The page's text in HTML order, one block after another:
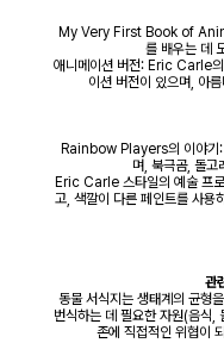
My Very First Book of
를 배우는 데
애니메이션 버전: Eric
이션 버전이 있으며, 아
Rainbow Players의 이야기:
며, 북극곰, 돌고
Eric Carle 스타일의 예술 프로
고, 색깔이 다른 페인트를 사
관
동물 서식지는 생태계의 균형
번식하는 데 필요한 자원(음식
존에 직접적인 위협이